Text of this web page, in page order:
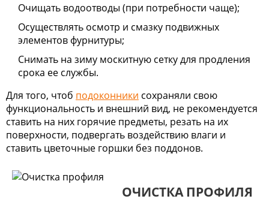
Очищать водоотводы (при потребности чаще);
Осуществлять осмотр и смазку подвижных
элементов фурнитуры;
Снимать на зиму москитную сетку для продления
срока ее службы.
Для того, чтоб подоконники сохраняли свою
функциональность и внешний вид, не рекомендуется
ставить на них горячие предметы, резать на их
поверхности, подвергать воздействию влаги и
ставить цветочные горшки без поддонов.
ОЧИСТКА ПРОФИЛЯ